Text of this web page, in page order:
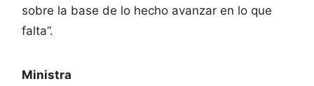
sobre la base de lo hecho avanzar en lo que
falta”.
Ministra